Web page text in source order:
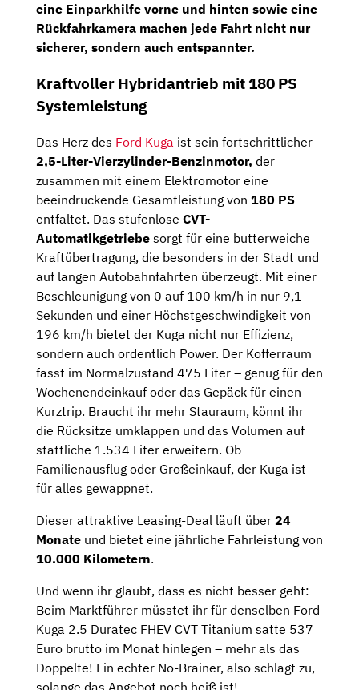
eine Einparkhilfe vorne und hinten sowie eine
Rückfahrkamera machen jede Fahrt nicht nur
sicherer, sondern auch entspannter.
Kraftvoller Hybridantrieb mit 180 PS
Systemleistung
Das Herz des Ford Kuga ist sein fortschrittlicher
2,5-Liter-Vierzylinder-Benzinmotor, der
zusammen mit einem Elektromotor eine
beeindruckende Gesamtleistung von 180 PS
entfaltet. Das stufenlose CVT-
Automatikgetriebe sorgt für eine butterweiche
Kraftübertragung, die besonders in der Stadt und
auf langen Autobahnfahrten überzeugt. Mit einer
Beschleunigung von 0 auf 100 km/h in nur 9,1
Sekunden und einer Höchstgeschwindigkeit von
196 km/h bietet der Kuga nicht nur Effizienz,
sondern auch ordentlich Power. Der Kofferraum
fasst im Normalzustand 475 Liter – genug für den
Wochenendeinkauf oder das Gepäck für einen
Kurztrip. Braucht ihr mehr Stauraum, könnt ihr
die Rücksitze umklappen und das Volumen auf
stattliche 1.534 Liter erweitern. Ob
Familienausflug oder Großeinkauf, der Kuga ist
für alles gewappnet.
Dieser attraktive Leasing-Deal läuft über 24
Monate und bietet eine jährliche Fahrleistung von
10.000 Kilometern.
Und wenn ihr glaubt, dass es nicht besser geht:
Beim Marktführer müsstet ihr für denselben Ford
Kuga 2.5 Duratec FHEV CVT Titanium satte 537
Euro brutto im Monat hinlegen – mehr als das
Doppelte! Ein echter No-Brainer, also schlagt zu,
solange das Angebot noch heiß ist!